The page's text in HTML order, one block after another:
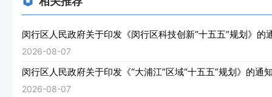
闵行区人民政府关于印发《闵行区科技创新“十五五”规划》的
2026-08-07
闵行区人民政府关于印发《“大浦江”区域“十五五”规划》的通
2026-08-07